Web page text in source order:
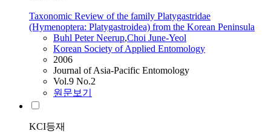
Taxonomic Review of the family Platygastridae
(Hymenoptera: Platygastroidea) from the Korean Peninsula
Buhl Peter Neerup,Choi June-Yeol
Korean Society of Applied Entomology
2006
Journal of Asia-Pacific Entomology
Vol.9 No.2
원문보기
KCI등재